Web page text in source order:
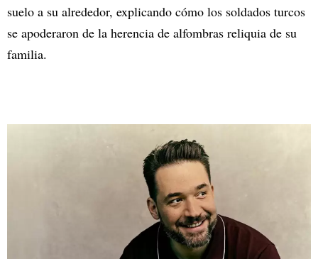
suelo a su alrededor, explicando cómo los soldados turcos
se apoderaron de la herencia de alfombras reliquia de su
familia.